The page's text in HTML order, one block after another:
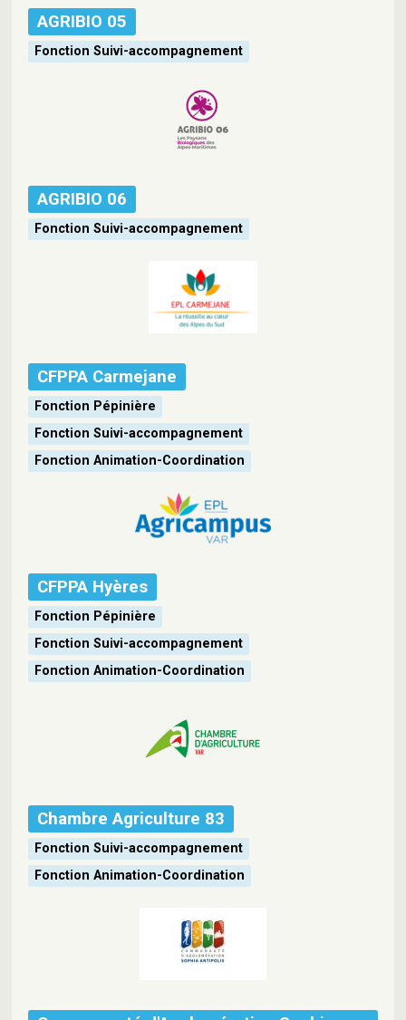
AGRIBIO 05
Fonction Suivi-accompagnement
AGRIBIO 06
Fonction Suivi-accompagnement
CFPPA Carmejane
Fonction Pépinière
Fonction Suivi-accompagnement
Fonction Animation-Coordination
CFPPA Hyères
Fonction Pépinière
Fonction Suivi-accompagnement
Fonction Animation-Coordination
Chambre Agriculture 83
Fonction Suivi-accompagnement
Fonction Animation-Coordination